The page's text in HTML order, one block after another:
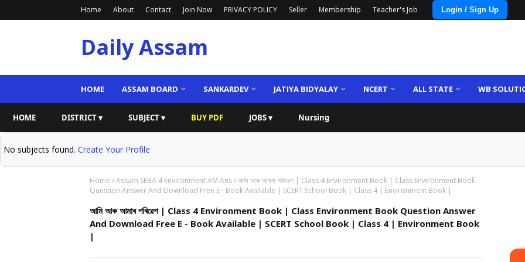
Home About Contact Join Now PRIVACY POLICY Seller Membership Teacher's Job Login / Sign Up
Daily Assam
HOME ASSAM BOARD SANKARDEV JATIYA BIDYALAY NCERT ALL STATE WB
HOME DISTRICT ▾ SUBJECT ▾ BUY PDF JOBS ▾ Nursing
No subjects found. Create Your Profile
Home Assam SEBA 4 Environment AM Ans আমি আৰু আমাৰ পৰিৱেশ | Class 4 Environment Book | Class Environment Book
Question Answer And Download Free E - Book Available | SCERT School Book | Class 4 | Environment Book |
আমি আৰু আমাৰ পৰিৱেশ | Class 4 Environment Book | Class Environment Book Question Answer
And Download Free E - Book Available | SCERT School Book | Class 4 | Environment Book
|